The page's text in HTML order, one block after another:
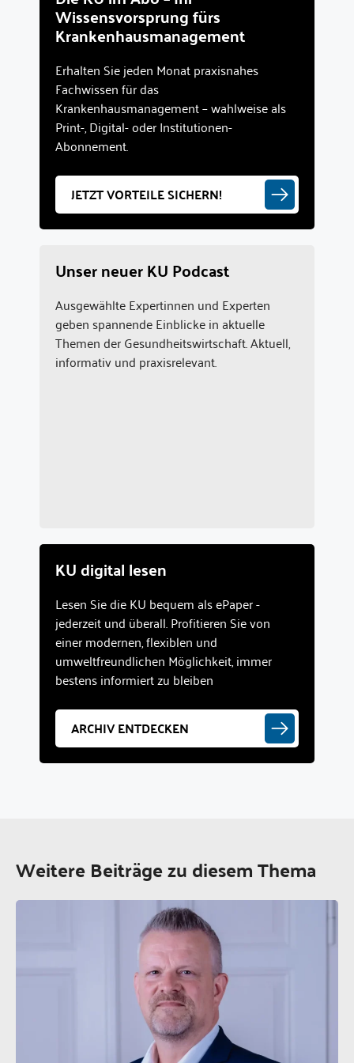
Wissensvorsprung fürs
Krankenhausmanagement
Erhalten Sie jeden Monat praxisnahes
Fachwissen für das
Krankenhausmanagement – wahlweise als
Print-, Digital- oder Institutionen-
Abonnement.
JETZT VORTEILE SICHERN!
Unser neuer KU Podcast
Ausgewählte Expertinnen und Experten
geben spannende Einblicke in aktuelle
Themen der Gesundheitswirtschaft. Aktuell,
informativ und praxisrelevant.
KU digital lesen
Lesen Sie die KU bequem als ePaper -
jederzeit und überall. Profitieren Sie von
einer modernen, flexiblen und
umweltfreundlichen Möglichkeit, immer
bestens informiert zu bleiben
ARCHIV ENTDECKEN
Weitere Beiträge zu diesem Thema